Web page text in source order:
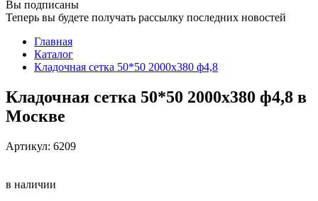
Вы подписаны
Теперь вы будете получать рассылку последних новостей
Главная
Каталог
Кладочная сетка 50*50 2000х380 ф4,8
Кладочная сетка 50*50 2000х380 ф4,8 в
Москве
Артикул: 6209
в наличии